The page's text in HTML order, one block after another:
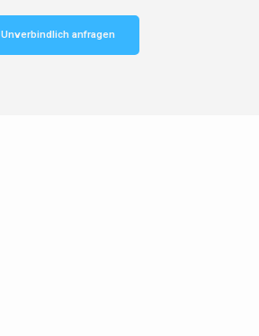
Unverbindlich anfragen